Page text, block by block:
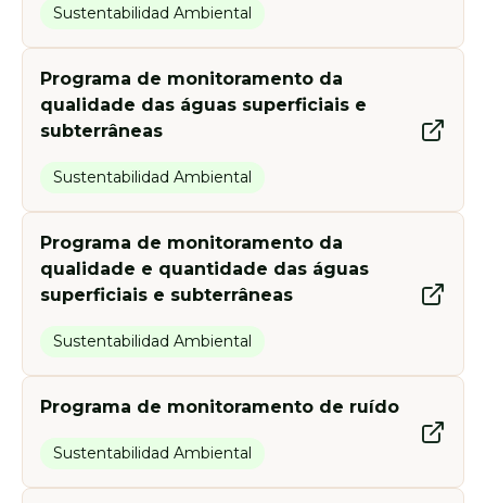
Sustentabilidad Ambiental
Programa de monitoramento da
qualidade das águas superficiais e
subterrâneas
Sustentabilidad Ambiental
Programa de monitoramento da
qualidade e quantidade das águas
superficiais e subterrâneas
Sustentabilidad Ambiental
Programa de monitoramento de ruído
Sustentabilidad Ambiental